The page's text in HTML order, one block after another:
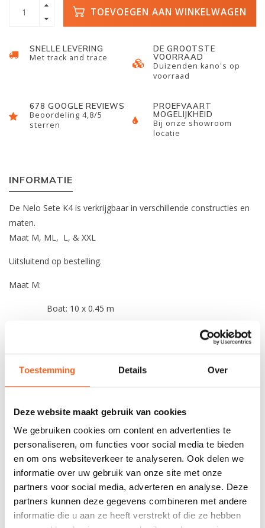
Toestemming Details Over
Deze website maakt gebruik van cookies
We gebruiken cookies om content en advertenties te
personaliseren, om functies voor social media te bieden
en om ons websiteverkeer te analyseren. Ook delen we
informatie over uw gebruik van onze site met onze
partners voor social media, adverteren en analyse. Deze
partners kunnen deze gegevens combineren met andere
informatie die u aan ze heeft verstrekt of die ze hebben
TOEVOEGEN AAN WINKELWAGEN
SNELLE LEVERING
Met track and trace
DE GROOTSTE
VOORRAAD
Duizenden kano's op
voorraad
678 GOOGLE REVIEWS
Beoordeling 4,8/5
sterren
PROEFVAART
MOGELIJKHEID
Bij onze showroom
locatie
INFORMATIE
De Nelo Sete K4 is verkrijgbaar in verschillende constructies en
maten.
Maat M, ML, L, & XXL
Uitsluitend op bestelling.
Maat M:
Boat: 10 x 0.45 m
Athletes: < 300 Kg
Cockpit: 0.39 x 0.94 m
Athletes: 280 - 320 Kg
Maat L:
Boat: 10 x 0.45 m
Cockpit: 0.39 x 0.96 m